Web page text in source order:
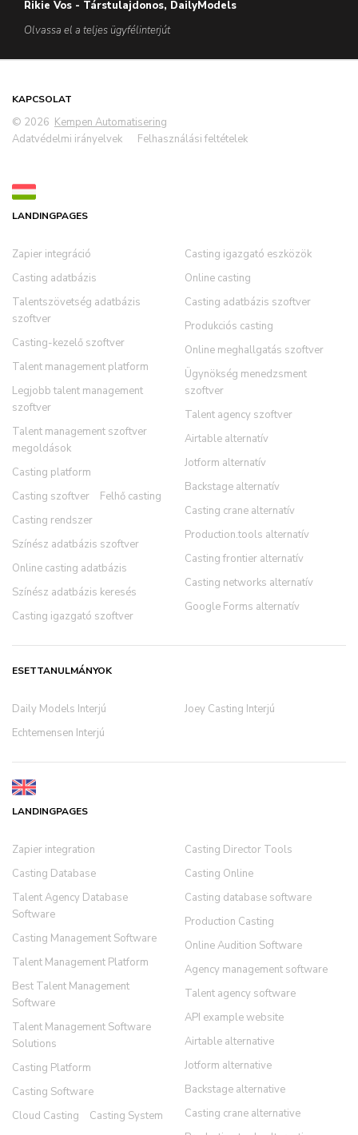
Rikie Vos - Társtulajdonos, DailyModels
Olvassa el a teljes ügyfélinterjút
KAPCSOLAT
© 2026 Kempen Automatisering
Adatvédelmi irányelvek
Felhasználási feltételek
LANDINGPAGES
Zapier integráció
Casting adatbázis
Talentszövetség adatbázis
szoftver
Casting-kezelő szoftver
Talent management platform
Legjobb talent management
szoftver
Talent management szoftver
megoldások
Casting platform
Casting szoftver
Felhő casting
Casting rendszer
Színész adatbázis szoftver
Online casting adatbázis
Színész adatbázis keresés
Casting igazgató szoftver
Casting igazgató eszközök
Online casting
Casting adatbázis szoftver
Produkciós casting
Online meghallgatás szoftver
Ügynökség menedzsment
szoftver
Talent agency szoftver
Airtable alternatív
Jotform alternatív
Backstage alternatív
Casting crane alternatív
Production.tools alternatív
Casting frontier alternatív
Casting networks alternatív
Google Forms alternatív
ESETTANULMÁNYOK
Daily Models Interjú
Echtemensen Interjú
Joey Casting Interjú
LANDINGPAGES
Zapier integration
Casting Database
Talent Agency Database
Software
Casting Management Software
Talent Management Platform
Best Talent Management
Software
Talent Management Software
Solutions
Casting Platform
Casting Software
Cloud Casting
Casting System
Casting Director Tools
Casting Online
Casting database software
Production Casting
Online Audition Software
Agency management software
Talent agency software
API example website
Airtable alternative
Jotform alternative
Backstage alternative
Casting crane alternative